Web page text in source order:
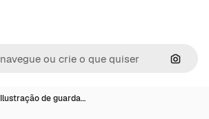
Ilustração de guarda…